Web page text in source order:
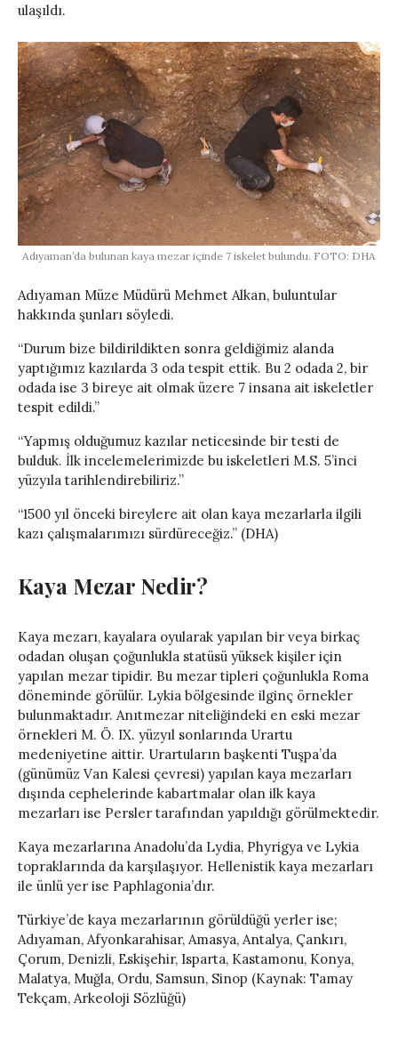
ulaşıldı.
Adıyaman’da bulunan kaya mezar içinde 7 iskelet bulundu. FOTO: DHA
Adıyaman Müze Müdürü Mehmet Alkan, buluntular
hakkında şunları söyledi.
“Durum bize bildirildikten sonra geldiğimiz alanda
yaptığımız kazılarda 3 oda tespit ettik. Bu 2 odada 2, bir
odada ise 3 bireye ait olmak üzere 7 insana ait iskeletler
tespit edildi.”
“Yapmış olduğumuz kazılar neticesinde bir testi de
bulduk. İlk incelemelerimizde bu iskeletleri M.S. 5’inci
yüzyıla tarihlendirebiliriz.”
“1500 yıl önceki bireylere ait olan kaya mezarlarla ilgili
kazı çalışmalarımızı sürdüreceğiz.” (DHA)
Kaya Mezar Nedir?
Kaya mezarı, kayalara oyularak yapılan bir veya birkaç
odadan oluşan çoğunlukla statüsü yüksek kişiler için
yapılan mezar tipidir. Bu mezar tipleri çoğunlukla Roma
döneminde görülür. Lykia bölgesinde ilginç örnekler
bulunmaktadır. Anıtmezar niteliğindeki en eski mezar
örnekleri M. Ö. IX. yüzyıl sonlarında Urartu
medeniyetine aittir. Urartuların başkenti Tuşpa’da
(günümüz Van Kalesi çevresi) yapılan kaya mezarları
dışında cephelerinde kabartmalar olan ilk kaya
mezarları ise Persler tarafından yapıldığı görülmektedir.
Kaya mezarlarına Anadolu’da Lydia, Phyrigya ve Lykia
topraklarında da karşılaşıyor. Hellenistik kaya mezarları
ile ünlü yer ise Paphlagonia’dır.
Türkiye’de kaya mezarlarının görüldüğü yerler ise;
Adıyaman, Afyonkarahisar, Amasya, Antalya, Çankırı,
Çorum, Denizli, Eskişehir, Isparta, Kastamonu, Konya,
Malatya, Muğla, Ordu, Samsun, Sinop (Kaynak: Tamay
Tekçam, Arkeoloji Sözlüğü)